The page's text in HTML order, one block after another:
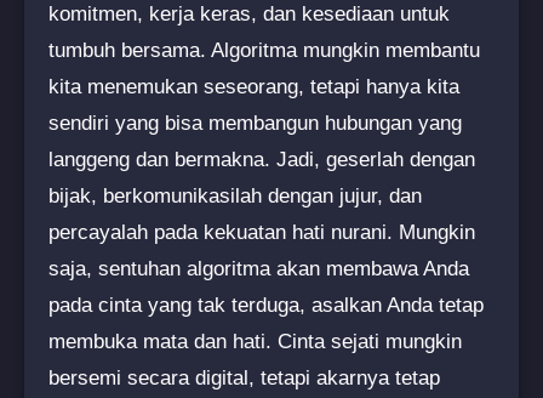
komitmen, kerja keras, dan kesediaan untuk
tumbuh bersama. Algoritma mungkin membantu
kita menemukan seseorang, tetapi hanya kita
sendiri yang bisa membangun hubungan yang
langgeng dan bermakna. Jadi, geserlah dengan
bijak, berkomunikasilah dengan jujur, dan
percayalah pada kekuatan hati nurani. Mungkin
saja, sentuhan algoritma akan membawa Anda
pada cinta yang tak terduga, asalkan Anda tetap
membuka mata dan hati. Cinta sejati mungkin
bersemi secara digital, tetapi akarnya tetap